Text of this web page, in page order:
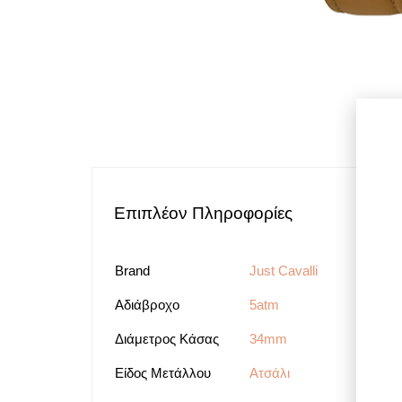
Επιπλέον Πληροφορίες
Brand Just Cavalli
Αδιάβροχο 5atm
Διάμετρος Κάσας 34mm
Είδος Μετάλλου Ατσάλι